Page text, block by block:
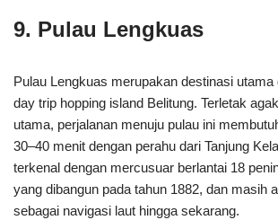
9. Pulau Lengkuas
Pulau Lengkuas merupakan destinasi utama
day trip hopping island Belitung. Terletak
utama, perjalanan menuju pulau ini
30–40 menit dengan perahu dari Tanjung
terkenal dengan mercusuar berlantai 18
yang dibangun pada tahun 1882, dan masih
sebagai navigasi laut hingga sekarang.